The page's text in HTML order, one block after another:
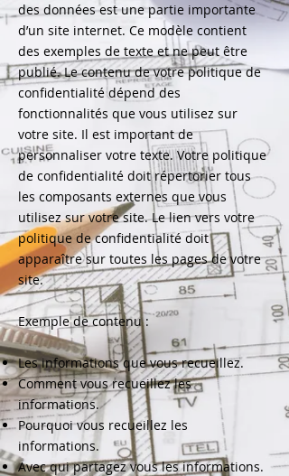
des données est une partie importante
d’un site internet. Ce modèle contient
des exemples de texte et ne peut être
publié. Le contenu de votre politique de
confidentialité dépend des
fonctionnalités que vous utilisez sur
votre site. Il est important de
personnaliser votre texte. Votre politique
de confidentialité doit répertorier tous
les composants externes que vous
utilisez sur votre site. Le lien vers votre
politique de confidentialité doit
apparaître sur toutes les pages de votre
site.
Exemple de contenu :
Les informations que vous recueillez.
Comment vous recueillez les
informations.
Pourquoi vous recueillez les
informations.
Avec qui partagez vous les informations.